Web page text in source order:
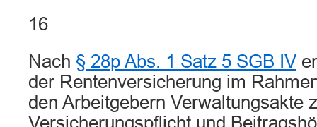
16
Nach § 28p Abs. 1 Satz 5 SGB IV
der Rentenversicherung im
den Arbeitgebern Verwaltungsakte
Versicherungspflicht und